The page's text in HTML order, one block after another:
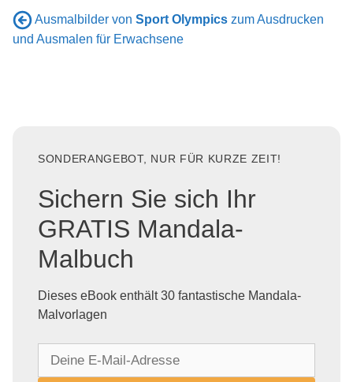
Ausmalbilder von Sport Olympics zum Ausdrucken
und Ausmalen für Erwachsene
SONDERANGEBOT, NUR FÜR KURZE ZEIT!
Sichern Sie sich Ihr
GRATIS Mandala-
Malbuch
Dieses eBook enthält 30 fantastische Mandala-
Malvorlagen